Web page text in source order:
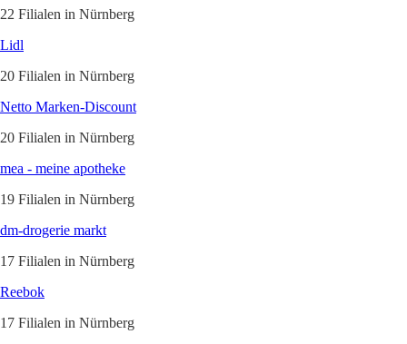
22 Filialen in Nürnberg
Lidl
20 Filialen in Nürnberg
Netto Marken-Discount
20 Filialen in Nürnberg
mea - meine apotheke
19 Filialen in Nürnberg
dm-drogerie markt
17 Filialen in Nürnberg
Reebok
17 Filialen in Nürnberg